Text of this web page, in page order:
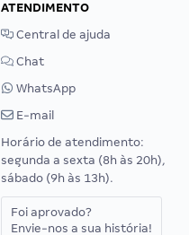
ATENDIMENTO
Central de ajuda
Chat
WhatsApp
E-mail
Horário de atendimento:
segunda a sexta (8h às 20h),
sábado (9h às 13h).
Foi aprovado?
Envie-nos a sua história!